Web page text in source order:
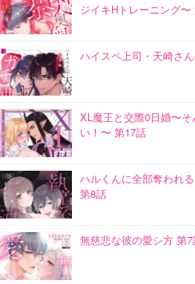
ジイキHトレーニング〜
ハイスペ上司・天崎さ
XL魔王と交際0日婚〜
い！〜 第17話
ハルくんに全部奪われ
第8話
無慈悲な彼の愛シ方 第